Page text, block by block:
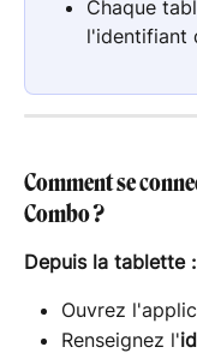
Chaque
l'identifiant
Comment se
Combo ?
Depuis la tablette :
Ouvrez
Renseignez l'